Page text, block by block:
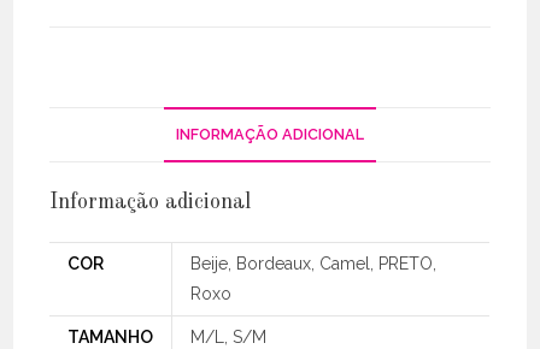
INFORMAÇÃO ADICIONAL
Informação adicional
COR
Beije, Bordeaux, Camel, PRETO,
Roxo
TAMANHO M/L, S/M